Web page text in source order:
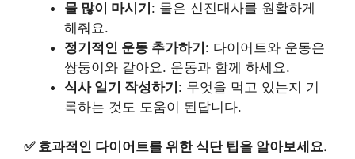
물 많이 마시기: 물은 신진대사를 원활하게
해줘요.
정기적인 운동 추가하기: 다이어트와 운동은
쌍둥이와 같아요. 운동과 함께 하세요.
식사 일기 작성하기: 무엇을 먹고 있는지 기
록하는 것도 도움이 된답니다.
✅ 효과적인 다이어트를 위한 식단 팁을 알아보세요.